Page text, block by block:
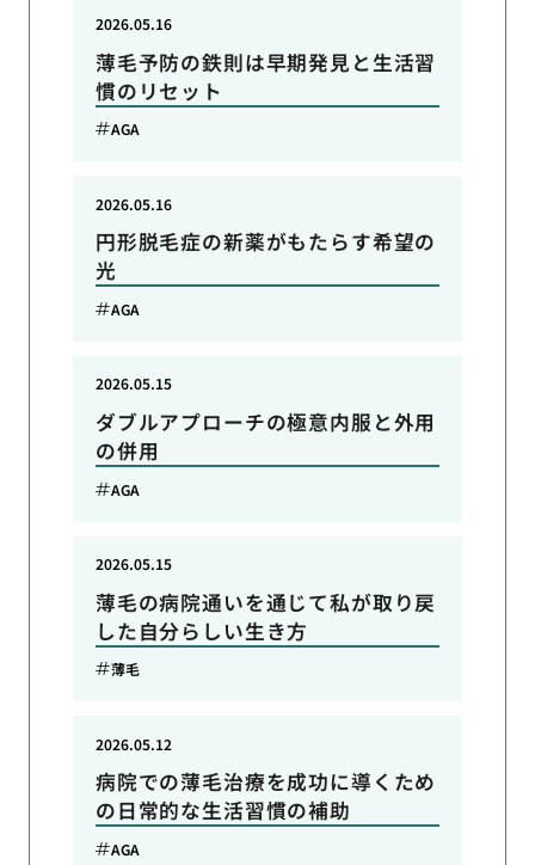
薄毛予防の鉄則は早期発見と生活習
慣のリセット
2026.05.16
AGA
円形脱毛症の新薬がもたらす希望の
光
2026.05.16
AGA
ダブルアプローチの極意内服と外用
の併用
2026.05.15
AGA
薄毛の病院通いを通じて私が取り戻
した自分らしい生き方
2026.05.15
薄毛
病院での薄毛治療を成功に導くため
の日常的な生活習慣の補助
2026.05.12
AGA